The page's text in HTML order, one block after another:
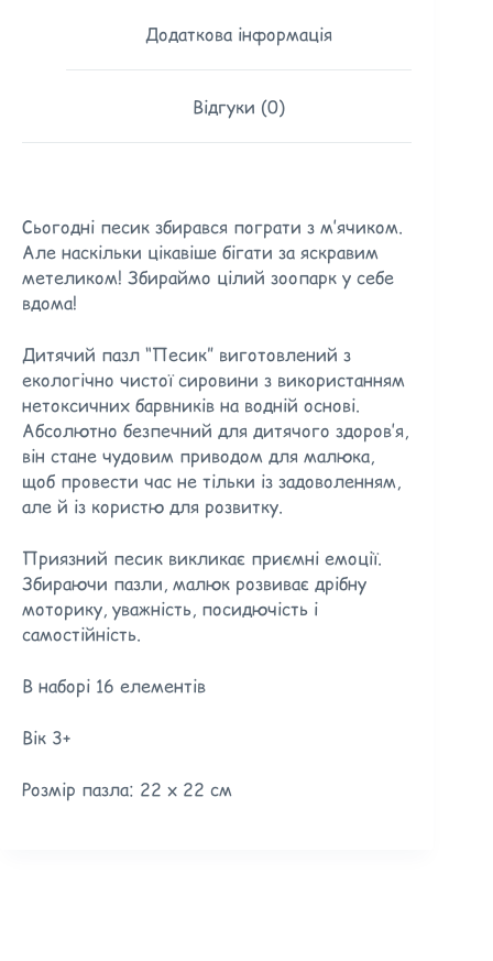
Додаткова інформація
Відгуки (0)
Сьогодні песик збирався пограти з м’ячиком.
Але наскільки цікавіше бігати за яскравим
метеликом! Збираймо цілий зоопарк у себе
вдома!
Дитячий пазл “Песик” виготовлений з
екологічно чистої сировини з використанням
нетоксичних барвників на водній основі.
Абсолютно безпечний для дитячого здоров’я,
він стане чудовим приводом для малюка,
щоб провести час не тільки із задоволенням,
але й із користю для розвитку.
Приязний песик викликає приємні емоції.
Збираючи пазли, малюк розвиває дрібну
моторику, уважність, посидючість і
самостійність.
В наборі 16 елементів
Вік 3+
Розмір пазла: 22 х 22 см